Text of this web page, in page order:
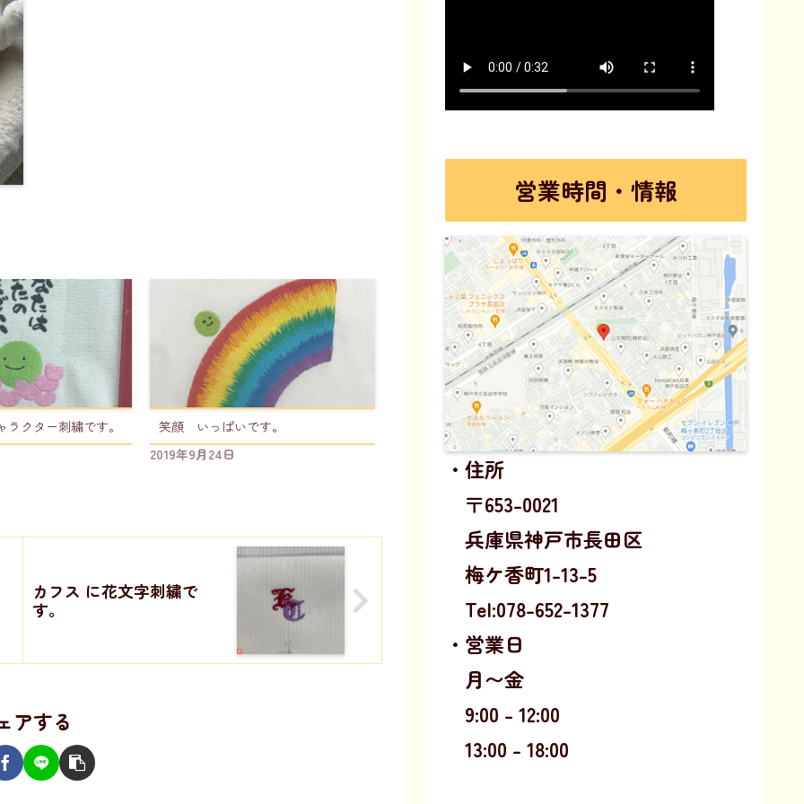
クター刺繍です。
笑顔 いっぱいです。
2019年9月24日
カフス に花文字刺繍で
す。
アする
営業時間・情報
・住所
〒653-0021
兵庫県神戸市長田区
梅ケ香町1-13-5
Tel:078-652-1377
・営業日
月〜金
9:00 - 12:00
13:00 - 18:00